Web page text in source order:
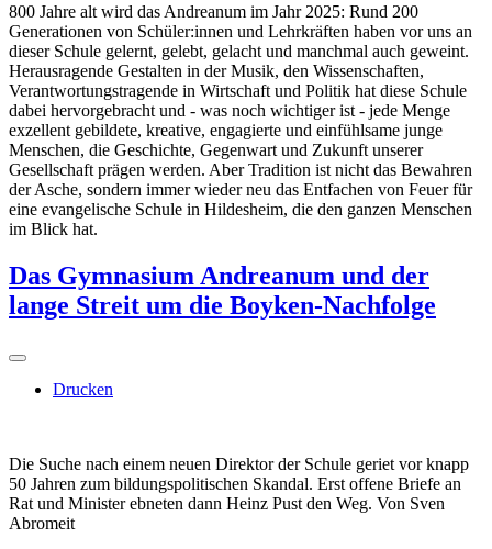
800 Jahre alt wird das Andreanum im Jahr 2025: Rund 200
Generationen von Schüler:innen und Lehrkräften haben vor uns an
dieser Schule gelernt, gelebt, gelacht und manchmal auch geweint.
Herausragende Gestalten in der Musik, den Wissenschaften,
Verantwortungstragende in Wirtschaft und Politik hat diese Schule
dabei hervorgebracht und - was noch wichtiger ist - jede Menge
exzellent gebildete, kreative, engagierte und einfühlsame junge
Menschen, die Geschichte, Gegenwart und Zukunft unserer
Gesellschaft prägen werden. Aber Tradition ist nicht das Bewahren
der Asche, sondern immer wieder neu das Entfachen von Feuer für
eine evangelische Schule in Hildesheim, die den ganzen Menschen
im Blick hat.
Das Gymnasium Andreanum und der
lange Streit um die Boyken-Nachfolge
Drucken
Die Suche nach einem neuen Direktor der Schule geriet vor knapp
50 Jahren zum bildungspolitischen Skandal. Erst offene Briefe an
Rat und Minister ebneten dann Heinz Pust den Weg. Von Sven
Abromeit